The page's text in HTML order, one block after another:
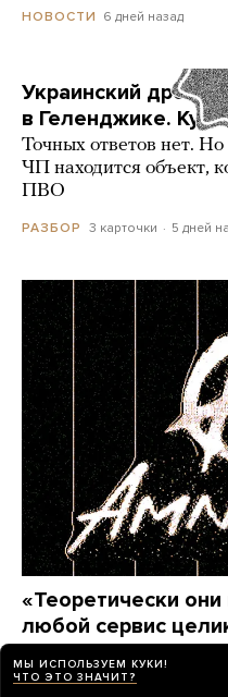
НОВОСТИ 6 дней назад
Украинский дрон
в Геленджике.
Точных ответов нет.
ЧП находится объект,
ПВО
РАЗБОР 3 карточки 5 дней
«Теоретически
любой сервис
VPN-сервисов у
МЫ ИСПОЛЬЗУЕМ КУКИ!
ЧТО ЭТО ЗНАЧИТ?